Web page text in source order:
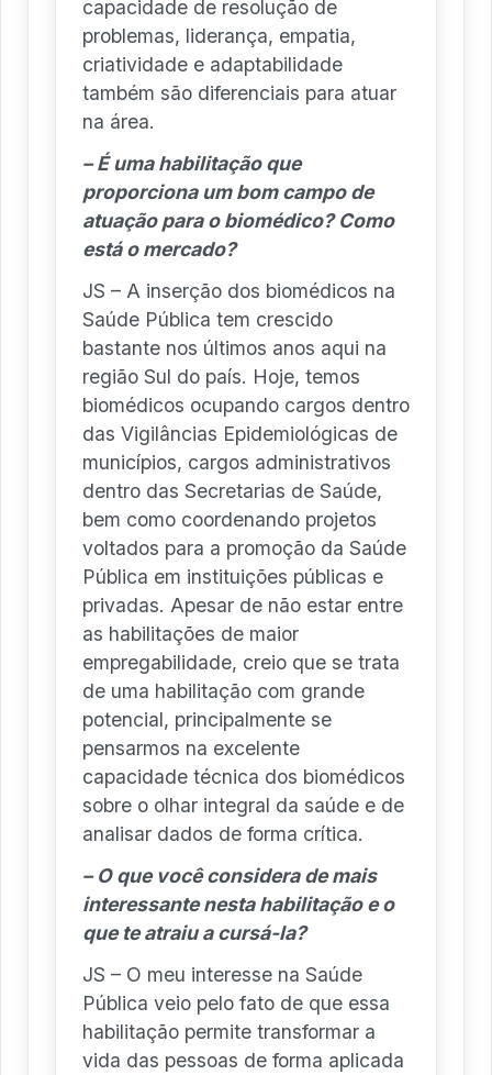
capacidade de resolução de
problemas, liderança, empatia,
criatividade e adaptabilidade
também são diferenciais para atuar
na área.
– É uma habilitação que
proporciona um bom campo de
atuação para o biomédico? Como
está o mercado?
JS – A inserção dos biomédicos na
Saúde Pública tem crescido
bastante nos últimos anos aqui na
região Sul do país. Hoje, temos
biomédicos ocupando cargos dentro
das Vigilâncias Epidemiológicas de
municípios, cargos administrativos
dentro das Secretarias de Saúde,
bem como coordenando projetos
voltados para a promoção da Saúde
Pública em instituições públicas e
privadas. Apesar de não estar entre
as habilitações de maior
empregabilidade, creio que se trata
de uma habilitação com grande
potencial, principalmente se
pensarmos na excelente
capacidade técnica dos biomédicos
sobre o olhar integral da saúde e de
analisar dados de forma crítica.
– O que você considera de mais
interessante nesta habilitação e o
que te atraiu a cursá-la?
JS – O meu interesse na Saúde
Pública veio pelo fato de que essa
habilitação permite transformar a
vida das pessoas de forma aplicada